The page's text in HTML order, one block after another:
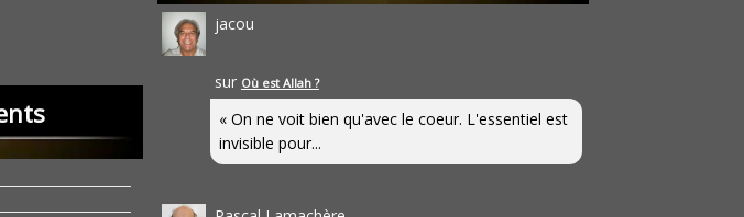
jacou
sur Où est Allah ?
« On ne voit bien qu'avec le coeur. L'essentiel est
invisible pour...